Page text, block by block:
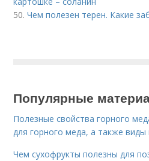
50.Чем полезен терен. Какие
Популярные
Полезные свойства горного
для горного меда, а также
Чем сухофрукты полезны для